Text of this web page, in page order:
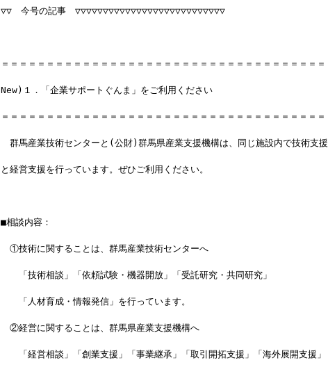
▽▽　今号の記事　▽▽▽▽▽▽▽▽▽▽▽▽▽▽▽▽▽▽▽▽▽▽▽▽▽▽▽
＝＝＝＝＝＝＝＝＝＝＝＝＝＝＝＝＝＝＝＝＝＝＝＝＝＝＝＝＝＝＝＝＝＝＝＝
New)１．「企業サポートぐんま」をご利用ください
＝＝＝＝＝＝＝＝＝＝＝＝＝＝＝＝＝＝＝＝＝＝＝＝＝＝＝＝＝＝＝＝＝＝＝＝
群馬産業技術センターと(公財)群馬県産業支援機構は、同じ施設内で技術支援
と経営支援を行っています。ぜひご利用ください。
■相談内容：
①技術に関することは、群馬産業技術センターへ
「技術相談」「依頼試験・機器開放」「受託研究・共同研究」
「人材育成・情報発信」を行っています。
②経営に関することは、群馬県産業支援機構へ
「経営相談」「創業支援」「事業継承」「取引開拓支援」「海外展開支援」